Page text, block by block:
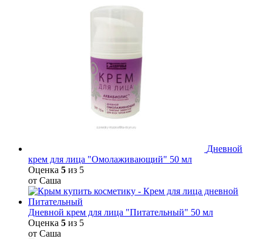
Дневной
крем для лица "Омолаживающий" 50 мл
Оценка 5 из 5
от Саша
Дневной крем для лица "Питательный" 50 мл
Оценка 5 из 5
от Саша